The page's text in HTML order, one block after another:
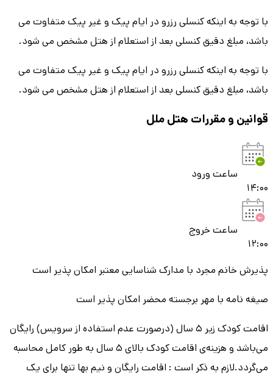
با توجه به اینکه کنسلی رزرو در ایام پیک و غیر پیک متفاوت می
باشد، مبلغ دقیق کنسلی بعد از استعلام از هتل مشخص می شود.
با توجه به اینکه کنسلی رزرو در ایام پیک و غیر پیک متفاوت می
باشد، مبلغ دقیق کنسلی بعد از استعلام از هتل مشخص می شود.
قوانین و مقررات هتلملل
ساعت ورود
14:00
ساعت خروج
12:00
پذیرش خانم مجرد با مدارک شناسایی معتبر امکان پذیر است
صیغه نامه با مهر برجسته محضر امکان پذیر است
اقامت کودک زیر 5 سال (درصورت عدم استفاده از سرویس) رایگان
می‌باشد و هزینه‌ی اقامت کودک بالای 5 سال به طور کامل محاسبه
می‌گردد.لازم به ذکر است : اقامت رایگان و نیم بها تنها برای یک